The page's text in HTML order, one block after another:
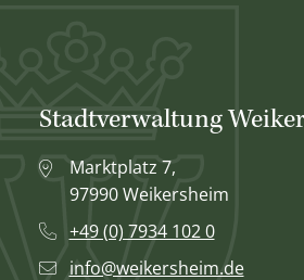
Stadtverwaltung
Marktplatz 7,
97990 Weikersheim
+49 (0) 7934 102 0
info@weikersheim.de